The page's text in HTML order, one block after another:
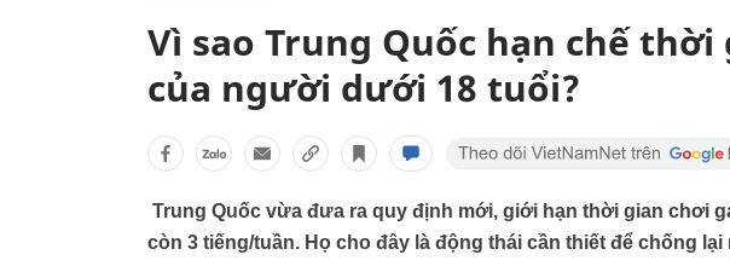
Vì sao Trung Quốc hạn chế
của người dưới 18 tuổi?
Trung Quốc vừa đưa ra quy định mới, giới hạn thời gian chơi
còn 3 tiếng/tuần. Họ cho đây là động thái cần thiết để chống lại